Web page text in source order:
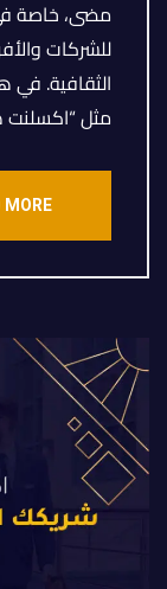
مضى، خاصة
للشركات
الثقافية. في
مثل “اكسلنت
MORE